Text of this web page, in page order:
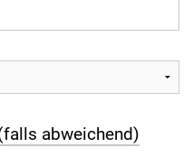
abweichend)